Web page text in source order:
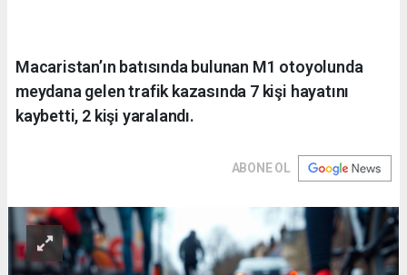
Macaristan’ın batısında bulunan M1 otoyolunda
meydana gelen trafik kazasında 7 kişi hayatını
kaybetti, 2 kişi yaralandı.
ABONE OL